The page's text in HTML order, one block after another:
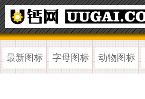
最新图标 字母图标 动物图标